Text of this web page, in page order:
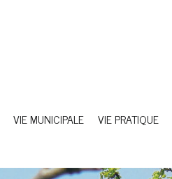
VIE MUNICIPALE VIE PRATIQUE